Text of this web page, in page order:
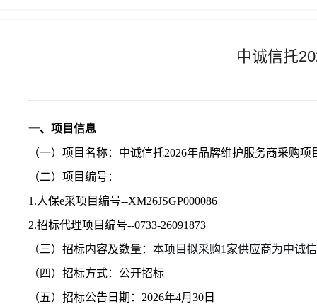
中诚信托
一、项目信息
（一） 项目名称： 中诚信托2026年品牌维护服务商采购项
（二）项目编号 ：
1.人保e采项目编号--XM26JSGP000086
2.招标代理项目编号--0733-26091873
（三）招标内容及数量： 本项目拟采购1家供应商为中诚
（四）招标方式： 公开招标
（五） 招标公告日期 ： 2026年4月30日